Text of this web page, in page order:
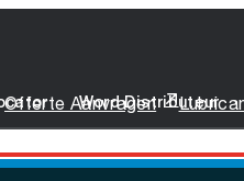
leeuw
Offerte Aanvragen
Word Distributeur